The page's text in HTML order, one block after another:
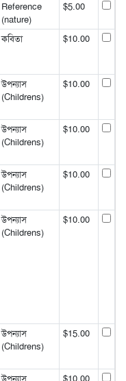
Reference
(nature)
$5.00
কবিতা $10.00
উপন্যাস
(Childrens)
$10.00
উপন্যাস
(Childrens)
$10.00
উপন্যাস
(Childrens)
$10.00
উপন্যাস
(Childrens)
$10.00
উপন্যাস
(Childrens)
$15.00
উপন্যাস
$10.00